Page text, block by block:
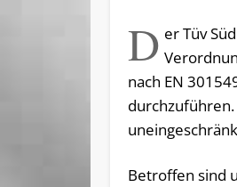
D er Tüv
nach EN
Betroffen sind